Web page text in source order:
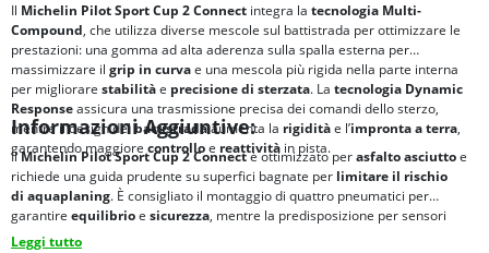
Il Michelin Pilot Sport Cup 2 Connect integra la tecnologia Multi-
Compound, che utilizza diverse mescole sul battistrada per ottimizzare le
prestazioni: una gomma ad alta aderenza sulla spalla esterna per
massimizzare il grip in curvae una mescola più rigida nella parte interna
per migliorare stabilitàe precisione di sterzata. La tecnologia Dynamic
Responseassicura una trasmissione precisa dei comandi dello sterzo,
mentre il design delbattistradaaumenta la rigiditàe l’impronta a terra,
garantendo maggiorecontrolloe reattività in pista.
Informazioni Aggiuntive:
IlMichelin Pilot Sport Cup 2 Connectè ottimizzato perasfalto asciuttoe
richiede una guida prudente su superfici bagnate per limitare il rischio
di aquaplaning. È consigliato il montaggio di quattro pneumatici per
garantire equilibrioe sicurezza, mentre la predisposizione per sensori
consente un approccio più evoluto alla gestione delle performance.
Leggi tutto